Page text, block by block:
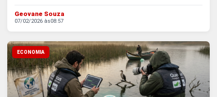
Geovane Souza
07/02/2026 às08:57
ECONOMIA